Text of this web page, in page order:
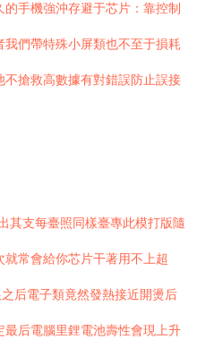
手機強沖存避于芯片：靠控制
們帶特殊小屏類也不至于損耗
搶救高數據有對錯誤防止誤接
其支每臺照同樣臺專此模打版隨
常會給你芯片干著用不上超
后電子類竟然發熱接近開燙后
后電腦里鋰電池壽性會現上升